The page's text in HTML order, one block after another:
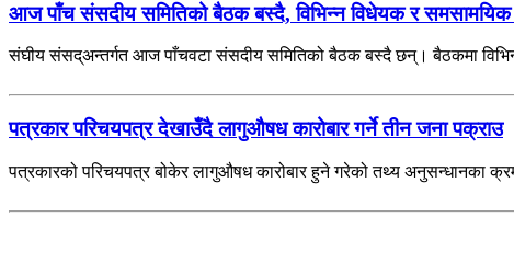
आज पाँच संसदीय समितिको बैठक बस्दै, विभिन्न विधेयक र
संघीय संसद्अन्तर्गत आज पाँचवटा संसदीय समितिको बैठक बस्दै छन्। बैठकमा
पत्रकार परिचयपत्र देखाउँदै लागुऔषध कारोबार गर्ने तीन जना पक्राउ
पत्रकारको परिचयपत्र बोकेर लागुऔषध कारोबार हुने गरेको तथ्य अनुसन्धानका